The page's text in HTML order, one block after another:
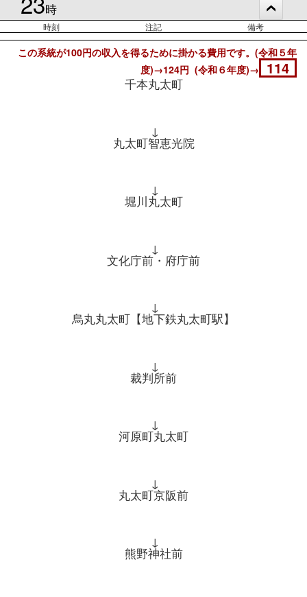
時
時刻 注記 備考
この系統が100円の収入を得るために掛かる費用です。(令和５年
度)→124円 (令和６年度)→
114
千本丸太町
↓
丸太町智恵光院
↓
堀川丸太町
↓
文化庁前・府庁前
↓
烏丸丸太町【地下鉄丸太町駅】
↓
裁判所前
↓
河原町丸太町
↓
丸太町京阪前
↓
熊野神社前